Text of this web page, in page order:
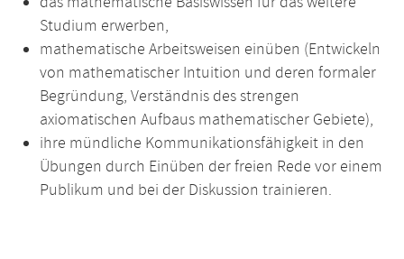
Studium erwerben,
mathematische Arbeitsweisen einüben (Entwickeln
von mathematischer Intuition und deren formaler
Begründung, Verständnis des strengen
axiomatischen Aufbaus mathematischer Gebiete),
ihre mündliche Kommunikationsfähigkeit in den
Übungen durch Einüben der freien Rede vor einem
Publikum und bei der Diskussion trainieren.